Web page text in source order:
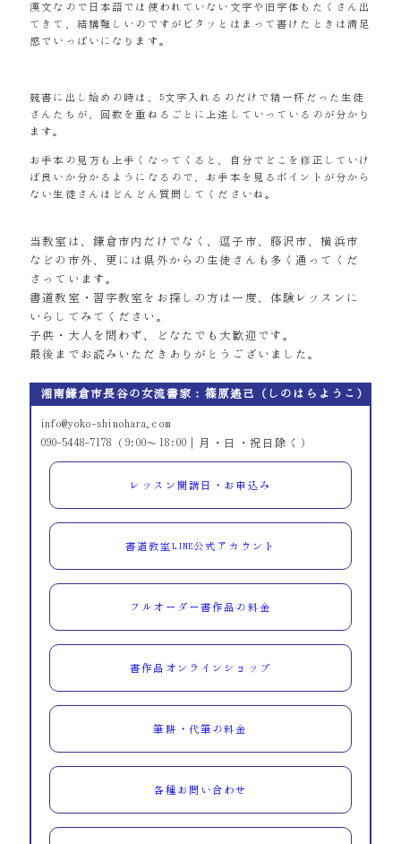
漢文なので日本語では使われていない文字や旧字体もたくさん出
てきて、結構難しいのですがピタッとはまって書けたときは満足
感でいっぱいになります。
競書に出し始めの時は、5文字入れるのだけで精一杯だった生徒
さんたちが、回数を重ねるごとに上達していっているのが分かり
ます。
お手本の見方も上手くなってくると、自分でどこを修正していけ
ば良いか分かるようになるので、お手本を見るポイントが分から
ない生徒さんはどんどん質問してくださいね。
当教室は、鎌倉市内だけでなく、逗子市、藤沢市、横浜市
などの市外、更には県外からの生徒さんも多く通ってくだ
さっています。
書道教室・習字教室をお探しの方は一度、体験レッスンに
いらしてみてください。
子供・大人を問わず、どなたでも大歓迎です。
最後までお読みいただきありがとうございました。
湘南鎌倉市長谷の女流書家：篠原遙己（しのはらようこ）
info@yoko-shinohara.com
090-5448-7178（9:00～18:00｜月・日・祝日除く）
レッスン開講日・お申込み
書道教室LINE公式アカウント
フルオーダー書作品の料金
書作品オンラインショップ
筆耕・代筆の料金
各種お問い合わせ